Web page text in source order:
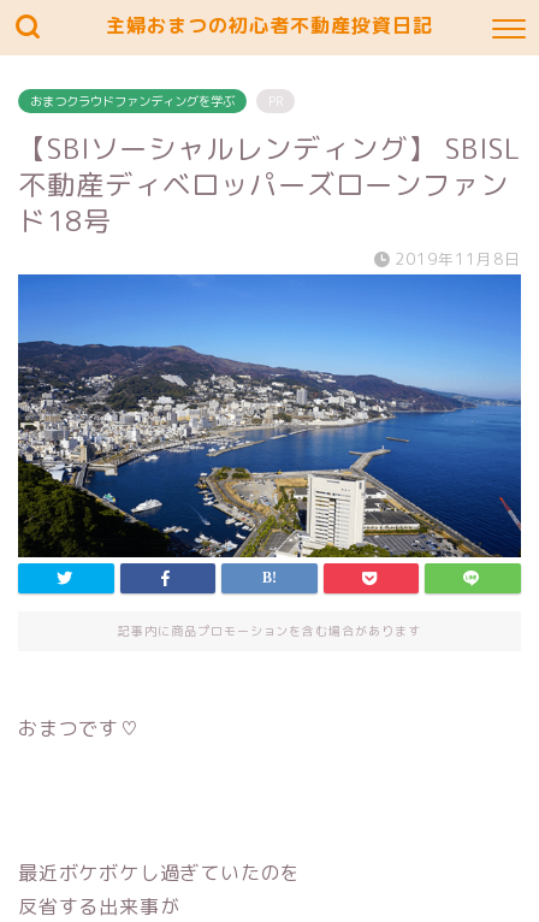
主婦おまつの初心者不動産投資日記
おまつクラウドファンディングを学ぶ PR
【SBIソーシャルレンディング】 SBISL
不動産ディベロッパーズローンファン
ド18号
2019年11月8日
記事内に商品プロモーションを含む場合があります
おまつです♡
最近ボケボケし過ぎていたのを
反省する出来事が